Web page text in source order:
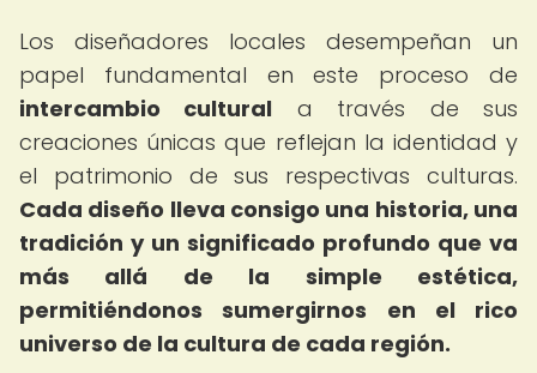
Los diseñadores locales desempeñan un
papel fundamental en este proceso de
intercambio cultural a través de sus
creaciones únicas que reflejan la identidad y
el patrimonio de sus respectivas culturas.
Cada diseño lleva consigo una historia, una
tradición y un significado profundo que va
más allá de la simple estética,
permitiéndonos sumergirnos en el rico
universo de la cultura de cada región.